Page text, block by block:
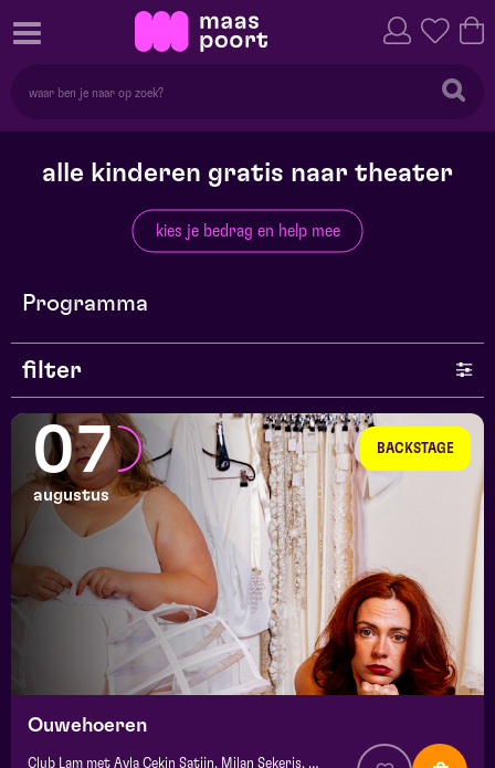
alle kinderen gratis naar theater
kies je bedrag en help mee
Programma
filter
genre
series en selecties
BACKSTAGE
07
augustus
Ouwehoeren
Club Lam met Ayla Çekin Satijn, Milan Sekeris, e.a.